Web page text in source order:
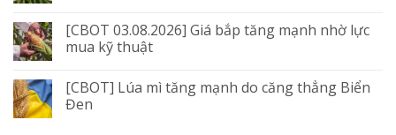
[CBOT 03.08.2026] Giá bắp tăng mạnh nhờ lực
mua kỹ thuật
[CBOT] Lúa mì tăng mạnh do căng thẳng Biển
Đen